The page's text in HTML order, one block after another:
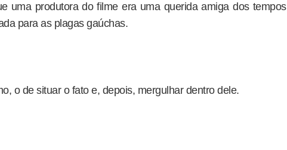
uma produtora do filme era uma querida amiga dos tempos
para as plagas gaúchas.
o de situar o fato e, depois, mergulhar dentro dele.